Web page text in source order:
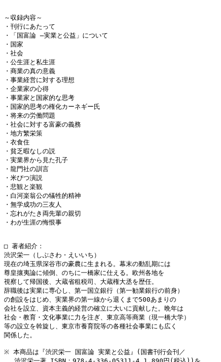
～収録内容～
・刊行にあたって
・「国富論 ―実業と公益」について
・国家
・社会
・公生涯と私生涯
・商業の真の意義
・事業経営に対する理想
・企業家の心得
・事業家と国家的な思考
・国家的思考の権化カーネギー氏
・将来の労働問題
・社会に対する富豪の義務
・地方繁栄策
・衣食住
・貧乏暇なしの説
・実業界から見た孔子
・龍門社の訓言
・米びつ演説
・悲観と楽観
・白河楽翁公の犠牲的精神
・無学成功の三友人
・忘れがたき両先輩の親切
・わが生涯の悔恨事
□ 著者紹介：
渋沢栄一（しぶさわ・えいいち）
現在の埼玉県深谷市の豪農に生まれる。幕末の動乱期には
尊皇攘夷論に傾倒、のちに一橋家に仕える。欧州各地を
視察して帰国後、大蔵省租税司、大蔵権大丞を歴任。
辞職後は実業に専心し、第一国立銀行（第一勧業銀行の前身）
の創設をはじめ、実業界の第一線から退くまで500あまりの
会社を設立、資本主義的経営の確立に大いに貢献した。晩年は
社会・教育・文化事業に力を注ぎ、東京高等商業（現一橋大学）
等の設立を斡旋し、東京市養育院等の各種社会事業にも広く
関係した。
※ 本商品は『渋沢栄一 国富論 実業と公益』(国書刊行会刊／